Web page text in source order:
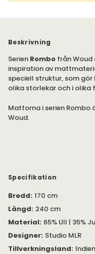
Beskrivning
Serien Rombo från Woud
inspiration av
speciell struktur, som
olika storlekar och i olika
Mattorna i serien Rombo
Woud.
Mattorna är tillverkad av
Specifikation
Bredd: 170 cm
Längd: 240 cm
Material: 65% Ull | 35%
Designer: Studio MLR
Tillverkningsland: Indien